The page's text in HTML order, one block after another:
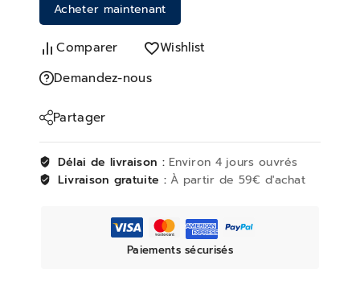
Acheter maintenant
Comparer
Wishlist
Demandez-nous
Partager
Délai de livraison : Environ 4 jours ouvrés
Livraison gratuite :À partir de 59€ d'achat
Paiements sécurisés